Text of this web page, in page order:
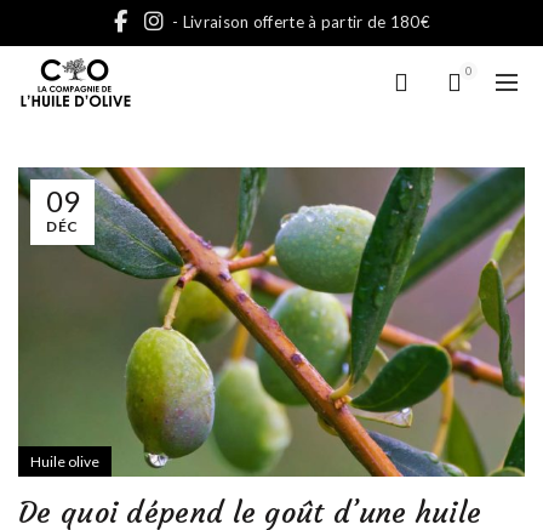
- Livraison offerte à partir de 180€
0
09
DÉC
Huile olive
De quoi dépend le goût d’une huile